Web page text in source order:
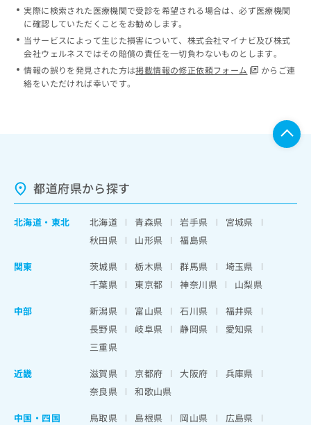
実際に検索された医療機関で受診を希望される場合は、必ず医療機関
に確認していただくことをお勧めします。
当サービスによって生じた損害について、株式会社マイナビ及び株式
会社ウェルネスではその賠償の責任を一切負わないものとします。
情報の誤りを発見された方は掲載情報の修正依頼フォーム
からご連
絡をいただければ幸いです。
都道府県から探す
北海道 ・ 東北 北海道 青森県 岩手県
宮城県
秋田県
山形県
福島県
関東
茨城県 栃木県 群馬県
埼玉県
千葉県
東京都 神奈川県
山梨県
中部
新潟県 富山県 石川県
福井県
長野県
岐阜県 静岡県
愛知県
三重県
近畿
滋賀県 京都府 大阪府
兵庫県
奈良県
和歌山県
中国・四国
鳥取県 島根県 岡山県
広島県